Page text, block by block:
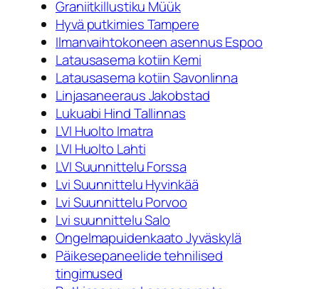
Graniitkillustiku Müük
Hyvä putkimies Tampere
Ilmanvaihtokoneen asennus Espoo
Latausasema kotiin Kemi
Latausasema kotiin Savonlinna
Linjasaneeraus Jakobstad
Lukuabi Hind Tallinnas
LVI Huolto Imatra
LVI Huolto Lahti
LVI Suunnittelu Forssa
Lvi Suunnittelu Hyvinkää
Lvi Suunnittelu Porvoo
Lvi suunnittelu Salo
Ongelmapuidenkaato Jyväskylä
Päikesepaneelide tehnilised
tingimused